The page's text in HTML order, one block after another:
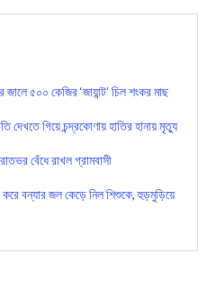
৫০০ কেজির ‘জায়ান্ট’ চিল শংকর মাছ
গিয়ে চন্দ্রকোণায় হাতির হানায় মৃত্যু
বেঁধে রাখল গ্রামবাসী
করে বন্যার জল কেড়ে নিল শিশুকে, হুড়মুড়িয়ে